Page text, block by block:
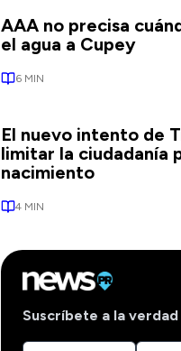
AAA no precisa
el agua a Cupey
6 MIN
El nuevo intento de
limitar la ciudadanía
nacimiento
4 MIN
Suscríbete a la verdad